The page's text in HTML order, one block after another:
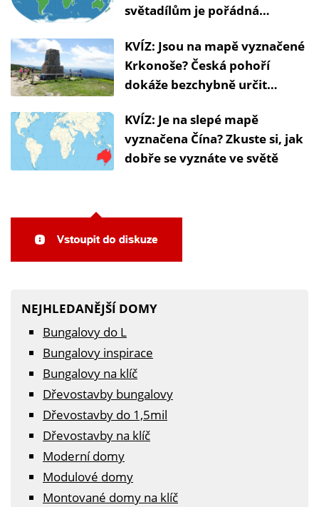
světadílům je pořádná
KVÍZ: Jsou na mapě vyznačené
Krkonoše? Česká pohoří
dokáže bezchybně určit
KVÍZ: Je na slepé mapě
vyznačena Čína? Zkuste si, jak
dobře se vyznáte ve světě
NEJHLEDANĚJŠÍ DOMY
Bungalovy do L
Bungalovy inspirace
Bungalovy na klíč
Dřevostavby bungalovy
Dřevostavby do 1,5mil
Dřevostavby na klíč
Moderní domy
Modulové domy
Montované domy na klíč